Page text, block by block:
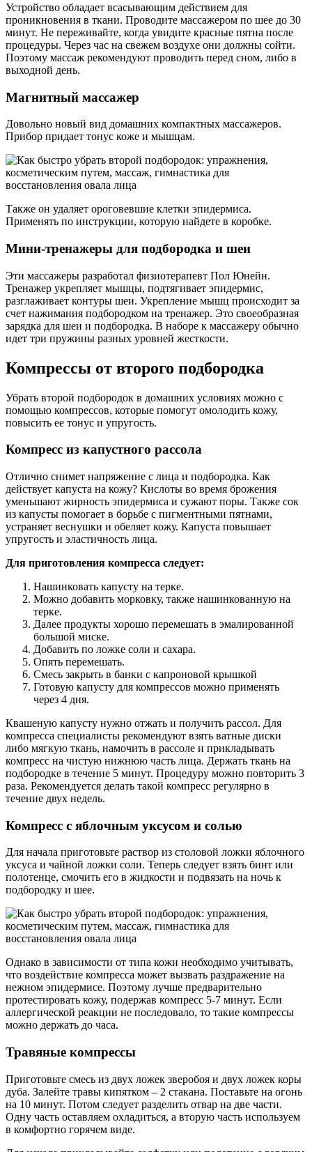
Устройство обладает всасывающим действием для
проникновения в ткани. Проводите массажером по шее до 30
минут. Не переживайте, когда увидите красные пятна после
процедуры. Через час на свежем воздухе они должны сойти.
Поэтому массаж рекомендуют проводить перед сном, либо в
выходной день.
Магнитный массажер
Довольно новый вид домашних компактных массажеров.
Прибор придает тонус коже и мышцам.
Также он удаляет ороговевшие клетки эпидермиса.
Применять по инструкции, которую найдете в коробке.
Мини-тренажеры для подбородка и шеи
Эти массажеры разработал физиотерапевт Пол Юнейн.
Тренажер укрепляет мышцы, подтягивает эпидермис,
разглаживает контуры шеи. Укрепление мышц происходит за
счет нажимания подбородком на тренажер. Это своеобразная
зарядка для шеи и подбородка. В наборе к массажеру обычно
идет три пружины разных уровней жесткости.
Компрессы от второго подбородка
Убрать второй подбородок в домашних условиях можно с
помощью компрессов, которые помогут омолодить кожу,
повысить ее тонус и упругость.
Компресс из капустного рассола
Отлично снимет напряжение с лица и подбородка. Как
действует капуста на кожу? Кислоты во время брожения
уменьшают жирность эпидермиса и сужают поры. Также сок
из капусты помогает в борьбе с пигментными пятнами,
устраняет веснушки и обеляет кожу. Капуста повышает
упругость и эластичность лица.
Для приготовления компресса следует:
Нашинковать капусту на терке.
Можно добавить морковку, также нашинкованную на
терке.
Далее продукты хорошо перемешать в эмалированной
большой миске.
Добавить по ложке соли и сахара.
Опять перемешать.
Смесь закрыть в банки с капроновой крышкой
Готовую капусту для компрессов можно применять
через 4 дня.
Квашеную капусту нужно отжать и получить рассол. Для
компресса специалисты рекомендуют взять ватные диски
либо мягкую ткань, намочить в рассоле и прикладывать
компресс на чистую нижнюю часть лица. Держать ткань на
подбородке в течение 5 минут. Процедуру можно повторить 3
раза. Рекомендуется делать такой компресс регулярно в
течение двух недель.
Компресс с яблочным уксусом и солью
Для начала приготовьте раствор из столовой ложки яблочного
уксуса и чайной ложки соли. Теперь следует взять бинт или
полотенце, смочить его в жидкости и подвязать на ночь к
подбородку и шее.
Однако в зависимости от типа кожи необходимо учитывать,
что воздействие компресса может вызвать раздражение на
нежном эпидермисе. Поэтому лучше предварительно
протестировать кожу, подержав компресс 5-7 минут. Если
аллергической реакции не последовало, то такие компрессы
можно держать до часа.
Травяные компрессы
Приготовьте смесь из двух ложек зверобоя и двух ложек коры
дуба. Залейте травы кипятком – 2 стакана. Поставьте на огонь
на 10 минут. Потом следует разделить отвар на две части.
Одну часть оставляем охладиться, а вторую часть используем
в комфортно горячем виде.